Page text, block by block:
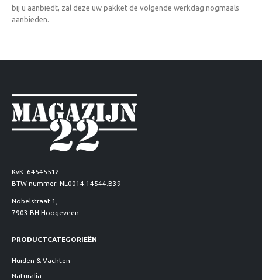
bij u aanbiedt, zal deze uw pakket de volgende werkdag nogmaals
aanbieden.
KvK: 64545512
BTW nummer: NL0014.14544.B39
Nobelstraat 1,
7903 BH Hoogeveen
PRODUCTCATEGORIEËN
Huiden & Vachten
Naturalia